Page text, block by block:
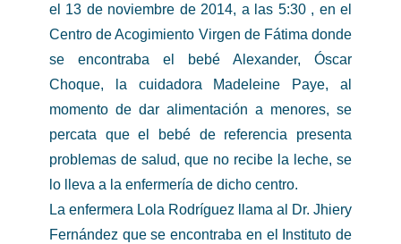
el 13 de noviembre de 2014, a las 5:30 , en el
Centro de Acogimiento Virgen de Fátima donde
se encontraba el bebé Alexander, Óscar
Choque, la cuidadora Madeleine Paye, al
momento de dar alimentación a menores, se
percata que el bebé de referencia presenta
problemas de salud, que no recibe la leche, se
lo lleva a la enfermería de dicho centro.
La enfermera Lola Rodríguez llama al Dr. Jhiery
Fernández que se encontraba en el Instituto de